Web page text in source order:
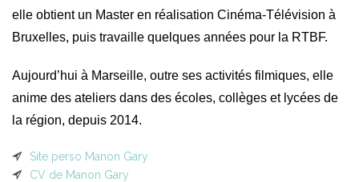
elle obtient un Master en réalisation Cinéma-Télévision à
Bruxelles, puis travaille quelques années pour la RTBF.
Aujourd’hui à Marseille, outre ses activités filmiques, elle
anime des ateliers dans des écoles, collèges et lycées de
la région, depuis 2014.
Site perso Manon Gary
CV de Manon Gary